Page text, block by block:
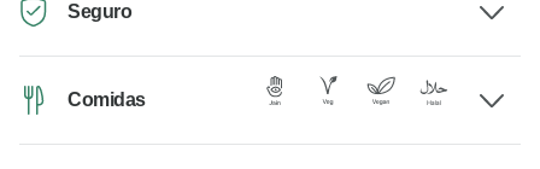
Seguro
Comidas